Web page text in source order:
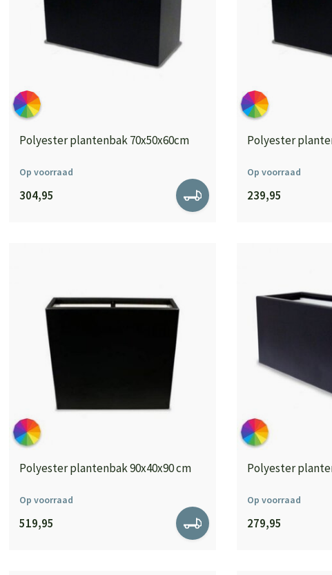
Polyester plantenbak 70x50x60cm
Op voorraad
304,95
Polyester
Op voorraad
239,95
Polyester plantenbak 90x40x90 cm
Op voorraad
519,95
Polyester
Op voorraad
279,95